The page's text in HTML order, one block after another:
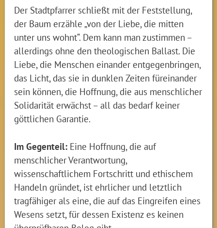
Der Stadtpfarrer schließt mit der Feststellung,
der Baum erzähle „von der Liebe, die mitten
unter uns wohnt“. Dem kann man zustimmen –
allerdings ohne den theologischen Ballast. Die
Liebe, die Menschen einander entgegenbringen,
das Licht, das sie in dunklen Zeiten füreinander
sein können, die Hoffnung, die aus menschlicher
Solidarität erwächst – all das bedarf keiner
göttlichen Garantie.
Im Gegenteil: Eine Hoffnung, die auf
menschlicher Verantwortung,
wissenschaftlichem Fortschritt und ethischem
Handeln gründet, ist ehrlicher und letztlich
tragfähiger als eine, die auf das Eingreifen eines
Wesens setzt, für dessen Existenz es keinen